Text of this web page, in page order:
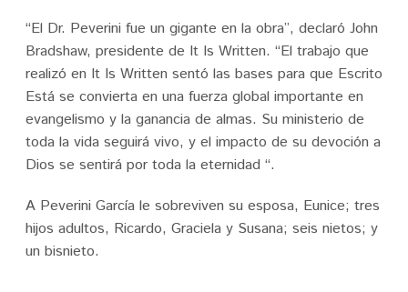
“El Dr. Peverini fue un gigante en la obra”, declaró John
Bradshaw, presidente de It Is Written. “El trabajo que
realizó en It Is Written sentó las bases para que Escrito
Está se convierta en una fuerza global importante en
evangelismo y la ganancia de almas. Su ministerio de
toda la vida seguirá vivo, y el impacto de su devoción a
Dios se sentirá por toda la eternidad “.
A Peverini García le sobreviven su esposa, Eunice; tres
hijos adultos, Ricardo, Graciela y Susana; seis nietos; y
un bisnieto.